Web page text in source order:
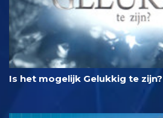
Is het mogelijk Gelukkig te zijn?